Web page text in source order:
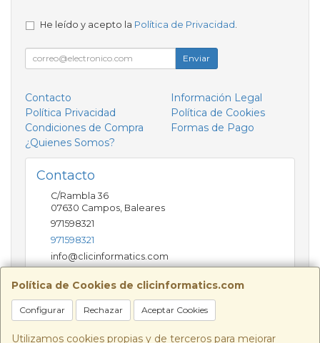
Política de Cookies de clicinformatics.com
Configurar Rechazar Aceptar Cookies
Utilizamos cookies propias y de terceros para mejorar
He leído y acepto la Política de Privacidad
Enviar
Contacto
Información Legal
Política Privacidad
Política de Cookies
Condiciones de Compra
Formas de Pago
¿Quienes Somos?
Contacto
C/Rambla 36
07630 Campos Baleares
971598321
971598321
info@clicinformatics.com
Horario
De lunes a viernes 9:00-13:30/16:00-19:30 Sábados
10:00-13:00